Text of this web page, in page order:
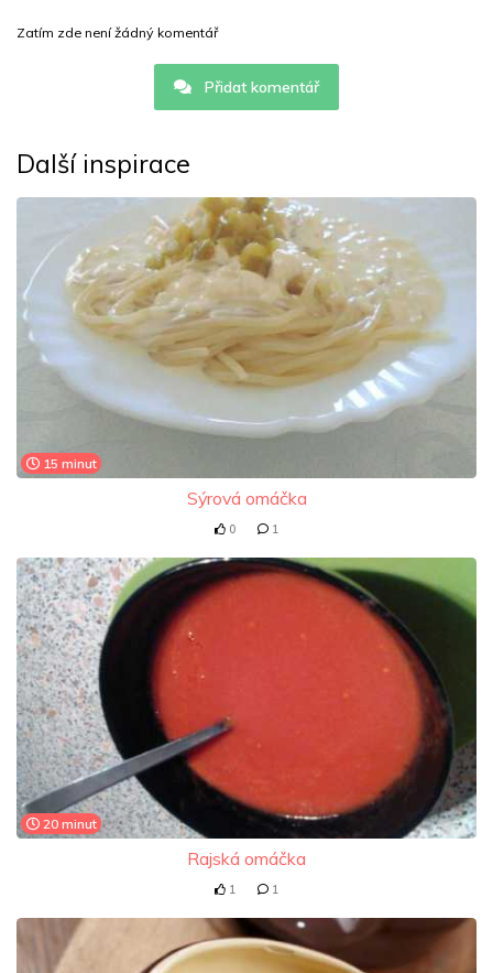
Zatím zde není žádný komentář
Přidat komentář
Další inspirace
15 minut
Sýrová omáčka
0 1
20 minut
Rajská omáčka
1 1